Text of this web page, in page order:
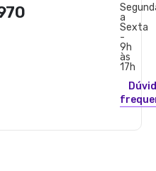
a
Sexta
-
9h
às
17h